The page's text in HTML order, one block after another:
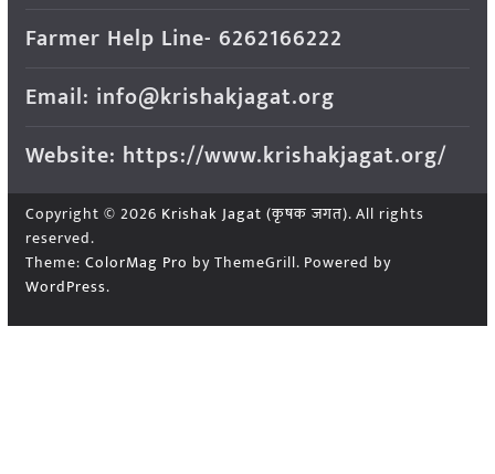
Farmer Help Line- 6262166222
Email: info@krishakjagat.org
Website: https://www.krishakjagat.org/
Copyright © 2026 Krishak Jagat (कृषक जगत). All rights
reserved.
Theme: ColorMag Pro by ThemeGrill. Powered by
WordPress.